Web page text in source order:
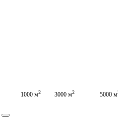
1000 м2 3000 м2 5000 м